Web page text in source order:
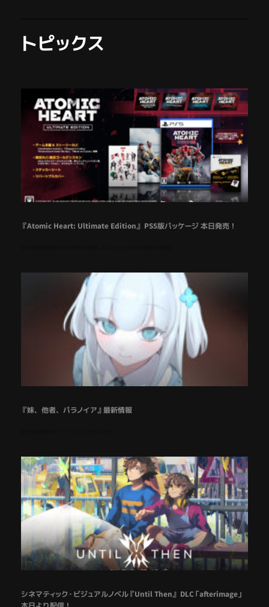
トピックス
『Atomic Heart: Ultimate Edition』 PS5版パッケージ 本日発売！
『妹、他者、パラノイア』最新情報
シネマティック・ビジュアルノベル『Until Then』 DLC「afterimage」